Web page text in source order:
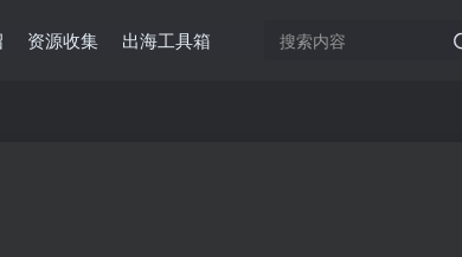
资源收集 出海工具箱